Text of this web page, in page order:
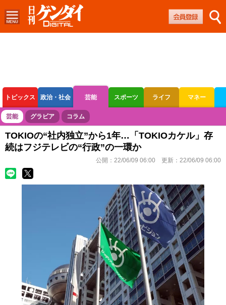
トピックス 政治・社会 芸能 スポーツ ライフ マネー
ボートレース 競輪 オートレース
芸能 グラビア コラム
TOKIOの“社内独立”から1年…「TOKIOカケル」存
続はフジテレビの“行政”の一環か
公開： 22/06/09 06:00 更新： 22/06/09 06:00